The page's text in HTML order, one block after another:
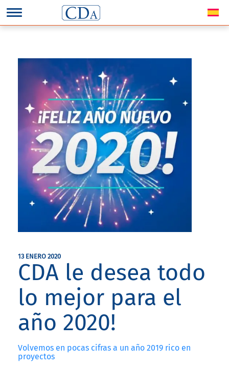
13 ENERO 2020
CDA le desea todo
lo mejor para el
año 2020!
Volvemos en pocas cifras a un año 2019 rico en
proyectos